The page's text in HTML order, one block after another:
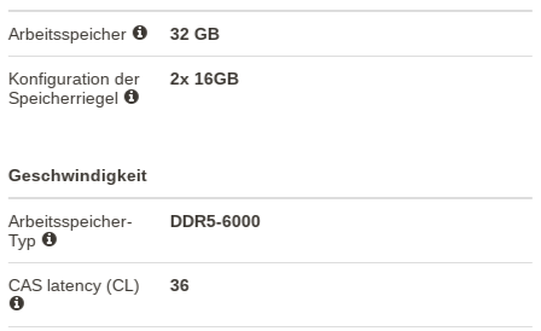
Arbeitsspeicher 32 GB
Konfiguration der
Speicherriegel
2x 16GB
Geschwindigkeit
Arbeitsspeicher-
Typ
DDR5-6000
CAS latency (CL) 36